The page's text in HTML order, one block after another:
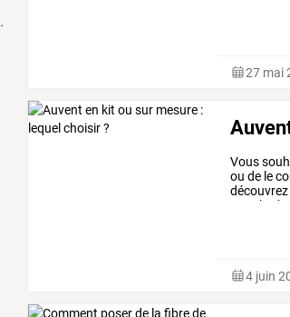
27 mai
Vous
ou de le
découvrez
les
4 juin